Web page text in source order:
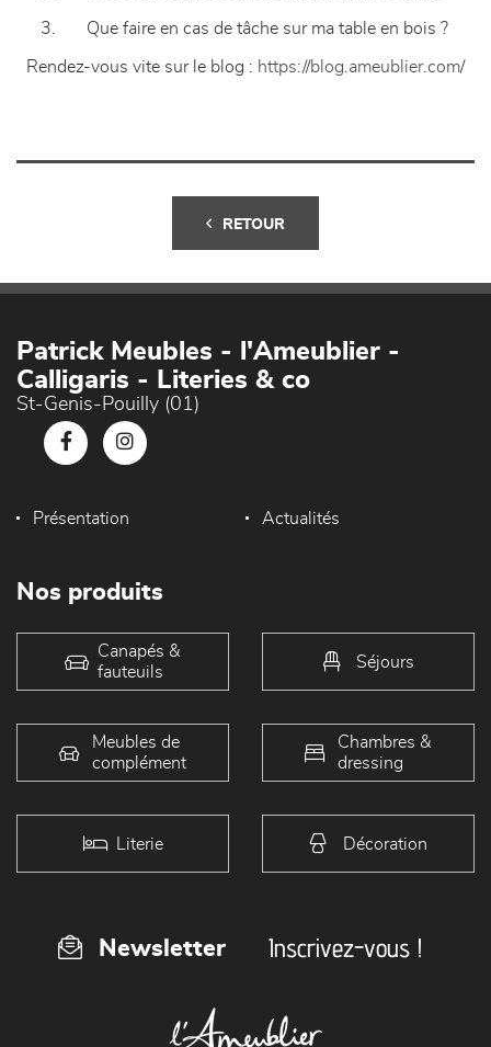
Que faire en cas de tâche sur ma table en bois ?
Rendez-vous vite sur le blog : https://blog.ameublier.com/
RETOUR
Patrick Meubles - l'Ameublier -
Calligaris - Literies & co
St-Genis-Pouilly (01)
Présentation Actualités
Nos produits
Canapés &
fauteuils
Séjours
Meubles de
complément
Chambres &
dressing
Literie Décoration
Newsletter Inscrivez-vous !